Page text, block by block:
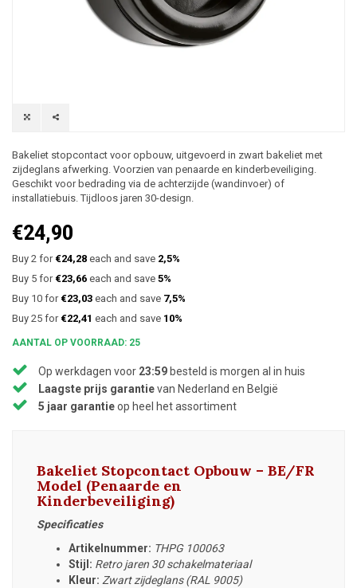
Bakeliet stopcontact voor opbouw, uitgevoerd in zwart bakeliet met
zijdeglans afwerking. Voorzien van penaarde en kinderbeveiliging.
Geschikt voor bedrading via de achterzijde (wandinvoer) of
installatiebuis. Tijdloos jaren 30-design.
€24,90
Buy 2 for €24,28 each and save 2,5%
Buy 5 for €23,66 each and save 5%
Buy 10 for €23,03 each and save 7,5%
Buy 25 for €22,41 each and save 10%
AANTAL OP VOORRAAD: 25
Op werkdagen voor 23:59 besteld is morgen al in huis
Laagste prijs garantievan Nederland en België
5 jaar garantieop heel het assortiment
Bakeliet Stopcontact Opbouw – BE/FR
Model (Penaarde en
Kinderbeveiliging)
Specificaties
Artikelnummer: THPG 100063
Stijl: Retro jaren 30 schakelmateriaal
Kleur: Zwart zijdeglans (RAL 9005)